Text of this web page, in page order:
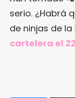
serio. ¿Habrá
de ninjas de
cartelera el